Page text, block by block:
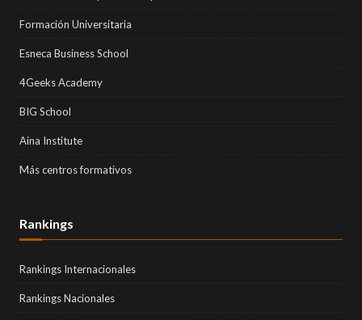
Formación Universitaria
Esneca Business School
4Geeks Academy
BIG School
Aina Institute
Más centros formativos
Rankings
Rankings Internacionales
Rankings Nacionales